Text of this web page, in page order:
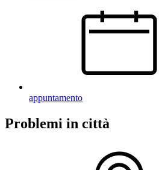
appuntamento
Problemi in città